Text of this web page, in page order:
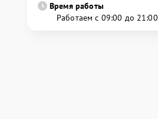
Время работы
Работаем с 09:00 до 21:00